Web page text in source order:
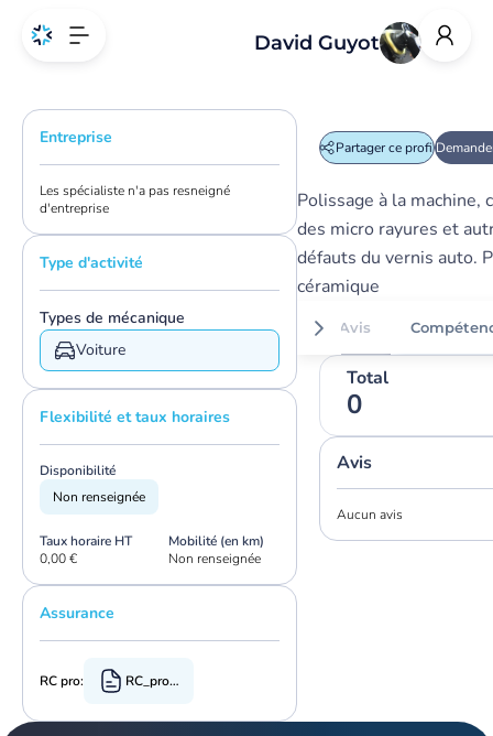
Entreprise
Les spécialiste n'a pas resneigné
d'entreprise
Type d'activité
Types de mécanique
Voiture
Flexibilité et taux horaires
Disponibilité
Non renseignée
Taux horaire HT
0,00 €
Mobilité (en km)
Non renseignée
Assurance
RC pro: RC_pro.pdf
David Guyot
Partager ce profil
Polissage à la machine,
des micro rayures et
défauts du vernis auto.
céramique
Avis
Total
0
Avis
Aucun avis